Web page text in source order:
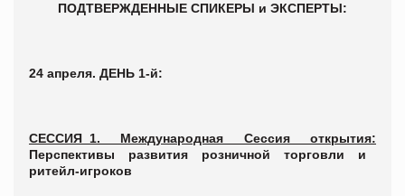
ПОДТВЕРЖДЕННЫЕ СПИКЕРЫ и ЭКСПЕРТЫ:
24 апреля. ДЕНЬ 1-й:
СЕССИЯ_1. Международная Сессия открытия:
Перспективы развития розничной торговли и
ритейл-игроков